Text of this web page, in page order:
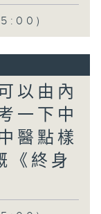
以由內
一下中
醫點樣
《終身